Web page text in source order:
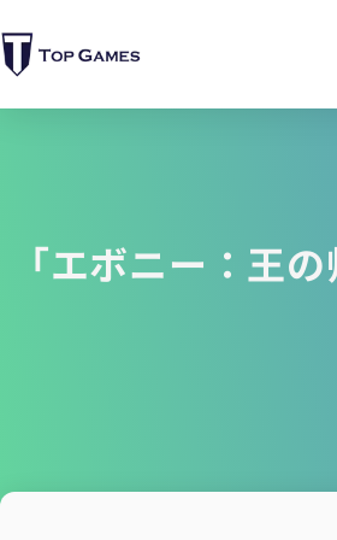
「エボニー：王